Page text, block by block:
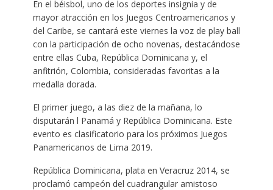
En el béisbol, uno de los deportes insignia y de
mayor atracción en los Juegos Centroamericanos y
del Caribe, se cantará este viernes la voz de play ball
con la participación de ocho novenas, destacándose
entre ellas Cuba, República Dominicana y, el
anfitrión, Colombia, consideradas favoritas a la
medalla dorada.
El primer juego, a las diez de la mañana, lo
disputarán l Panamá y República Dominicana. Este
evento es clasificatorio para los próximos Juegos
Panamericanos de Lima 2019.
República Dominicana, plata en Veracruz 2014, se
proclamó campeón del cuadrangular amistoso